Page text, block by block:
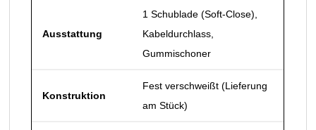
Ausstattung
1 Schublade (Soft-Close),
Kabeldurchlass,
Gummischoner
Konstruktion
Fest verschweißt (Lieferung
am Stück)